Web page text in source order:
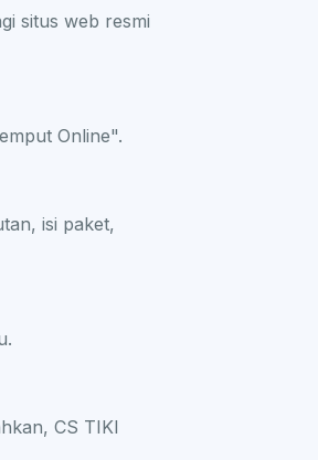
situs web resmi
Online".
isi paket,
CS TIKI